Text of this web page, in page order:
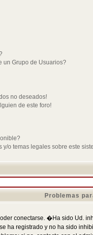
Grupo de Usuarios?
no deseados!
de este foro!
o temas legales sobre este
Problemas
conectarse. �Ha sido Ud.
ha registrado y no ha sido